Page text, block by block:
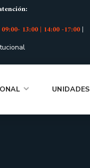
13:00 | 14:00 -17:00|
UNIDADES